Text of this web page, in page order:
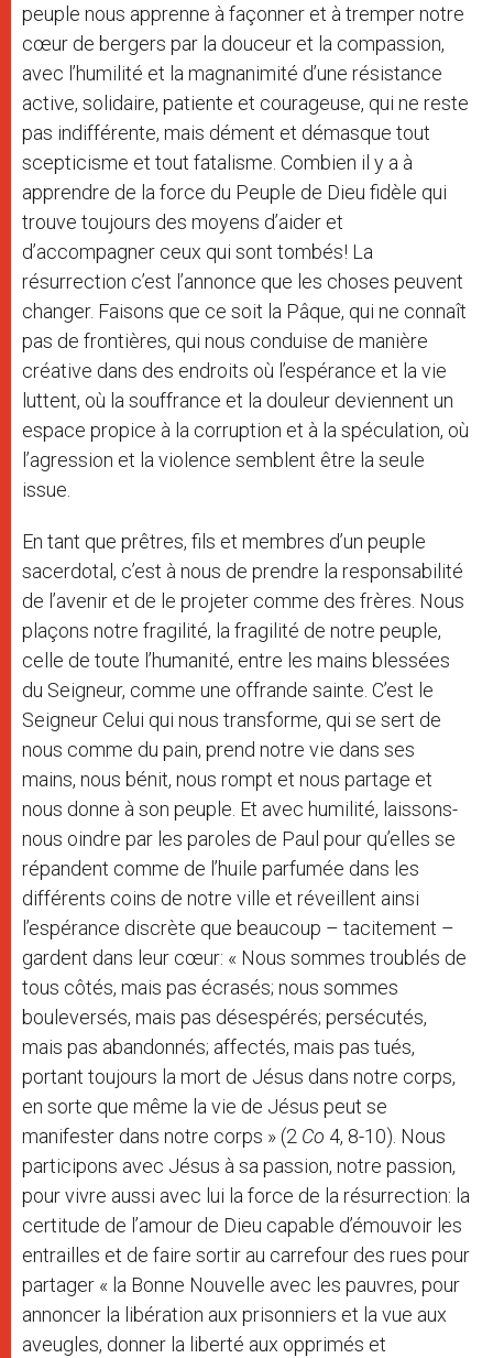
peuple nous apprenne à façonner et à tremper notre
cœur de bergers par la douceur et la compassion,
avec l’humilité et la magnanimité d’une résistance
active, solidaire, patiente et courageuse, qui ne reste
pas indifférente, mais dément et démasque tout
scepticisme et tout fatalisme. Combien il y a à
apprendre de la force du Peuple de Dieu fidèle qui
trouve toujours des moyens d’aider et
d’accompagner ceux qui sont tombés! La
résurrection c’est l’annonce que les choses peuvent
changer. Faisons que ce soit la Pâque, qui ne connaît
pas de frontières, qui nous conduise de manière
créative dans des endroits où l’espérance et la vie
luttent, où la souffrance et la douleur deviennent un
espace propice à la corruption et à la spéculation, où
l’agression et la violence semblent être la seule
issue.
En tant que prêtres, fils et membres d’un peuple
sacerdotal, c’est à nous de prendre la responsabilité
de l’avenir et de le projeter comme des frères. Nous
plaçons notre fragilité, la fragilité de notre peuple,
celle de toute l’humanité, entre les mains blessées
du Seigneur, comme une offrande sainte. C’est le
Seigneur Celui qui nous transforme, qui se sert de
nous comme du pain, prend notre vie dans ses
mains, nous bénit, nous rompt et nous partage et
nous donne à son peuple. Et avec humilité, laissons-
nous oindre par les paroles de Paul pour qu’elles se
répandent comme de l’huile parfumée dans les
différents coins de notre ville et réveillent ainsi
l’espérance discrète que beaucoup – tacitement –
gardent dans leur cœur: « Nous sommes troublés de
tous côtés, mais pas écrasés; nous sommes
bouleversés, mais pas désespérés; persécutés,
mais pas abandonnés; affectés, mais pas tués,
portant toujours la mort de Jésus dans notre corps,
en sorte que même la vie de Jésus peut se
manifester dans notre corps » (2 Co 4, 8-10). Nous
participons avec Jésus à sa passion, notre passion,
pour vivre aussi avec lui la force de la résurrection: la
certitude de l’amour de Dieu capable d’émouvoir les
entrailles et de faire sortir au carrefour des rues pour
partager « la Bonne Nouvelle avec les pauvres, pour
annoncer la libération aux prisonniers et la vue aux
aveugles, donner la liberté aux opprimés et